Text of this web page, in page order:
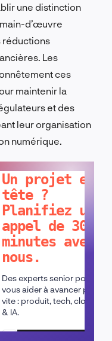
une distinction
d’œuvre
réductions
Les
ces
maintenir la
et des
leur organisation
numérique.
Un projet en
tête ?
Planifiez un
appel de 30
minutes avec
nous.
Des experts senior pour
vous aider à avancer plus
vite : produit, tech, cloud
& IA.